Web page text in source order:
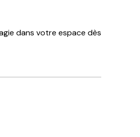
dans votre espace dès